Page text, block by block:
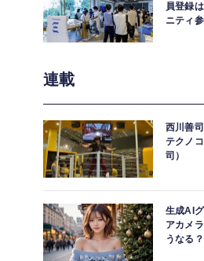
員登録
ニティ
連載
西川善
テクノ
司）
生成AI
アカメ
うなる